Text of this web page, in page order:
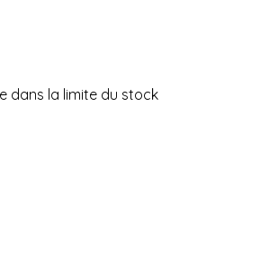
dans la limite du stock